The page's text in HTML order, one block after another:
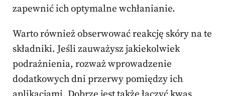
zapewnić ich optymalne wchłanianie.
Warto również obserwować reakcję skóry na te
składniki. Jeśli zauważysz jakiekolwiek
podrażnienia, rozważ wprowadzenie
dodatkowych dni przerwy pomiędzy ich